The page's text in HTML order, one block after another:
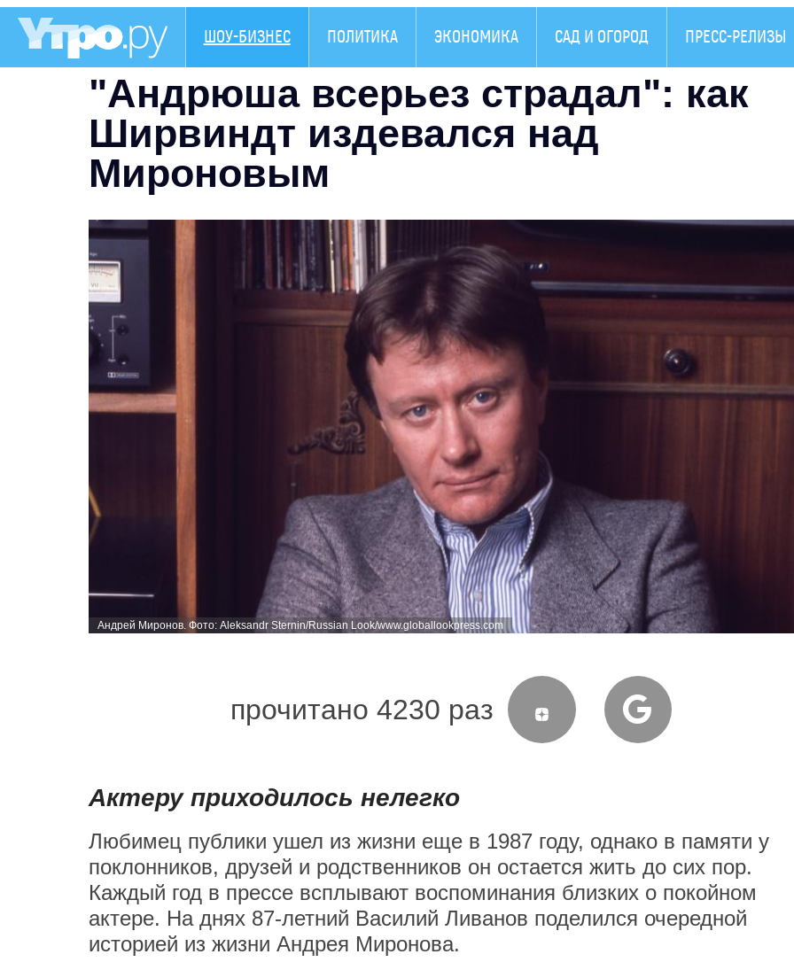
ШОУ-БИЗНЕС ПОЛИТИКА ЭКОНОМИКА САД И ОГОРОД ПРЕСС-РЕЛИЗЫ
"Андрюша всерьез страдал": как
Ширвиндт издевался над
Мироновым
Андрей Миронов. Фото: Aleksandr Sternin/Russian Look/www.globallookpress.com
прочитано 4230 раз
Актеру приходилось нелегко
Любимец публики ушел из жизни еще в 1987 году, однако в памяти у
поклонников, друзей и родственников он остается жить до сих пор.
Каждый год в прессе всплывают воспоминания близких о покойном
актере. На днях 87-летний Василий Ливанов поделился очередной
историей из жизни Андрея Миронова.